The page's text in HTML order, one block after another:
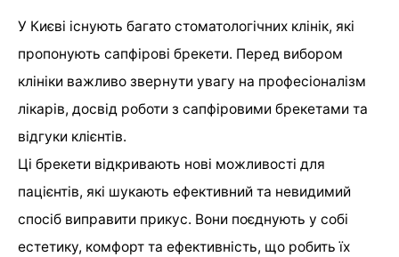
У Києві існують багато стоматологічних клінік, які
пропонують сапфірові брекети. Перед вибором
клініки важливо звернути увагу на професіоналізм
лікарів, досвід роботи з сапфіровими брекетами та
відгуки клієнтів.
Ці брекети відкривають нові можливості для
пацієнтів, які шукають ефективний та невидимий
спосіб виправити прикус. Вони поєднують у собі
естетику, комфорт та ефективність, що робить їх